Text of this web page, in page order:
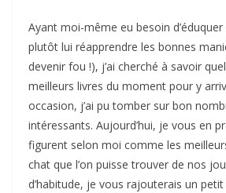
Ayant moi-même eu besoin
plutôt lui réapprendre les bonnes
devenir fou !), j’ai cherché à savoir
meilleurs livres du moment pour y
occasion, j’ai pu tomber sur bon
intéressants. Aujourd’hui, je vous en
figurent selon moi comme les
chat que l’on puisse trouver de nos
d’habitude, je vous rajouterais un petit